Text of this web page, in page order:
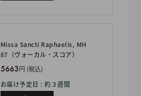
Missa Sancti Raphaelis, MH
87（ヴォーカル・スコア）
5663円 (税込)
お届け予定日 : 約３週間